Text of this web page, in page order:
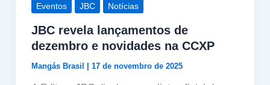
Eventos JBC Notícias
JBC revela lançamentos de
dezembro e novidades na CCXP
Mangás Brasil 17 de novembro de 2025